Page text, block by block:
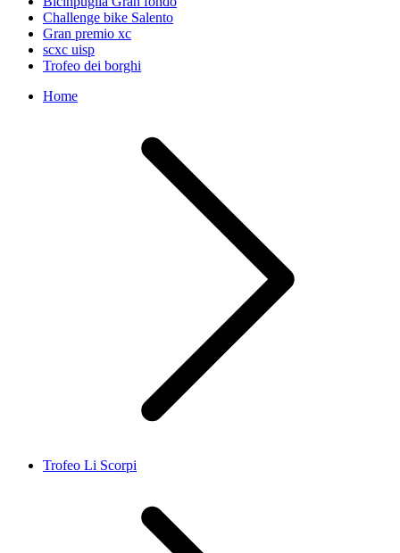
Challenge bike Salento
Gran premio xc
scxc uisp
Trofeo dei borghi
Home
Trofeo Li Scorpi